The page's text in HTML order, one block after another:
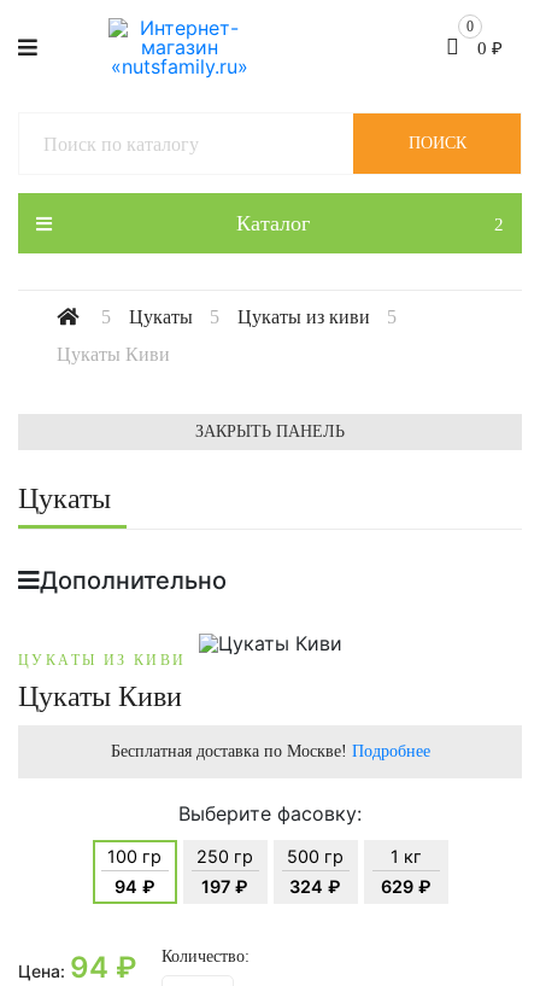
0
0 ₽
Каталог
ПОИСК
Цукаты
Цукаты из киви
Цукаты Киви
ЗАКРЫТЬ ПАНЕЛЬ
Цукаты
Дополнительно
ЦУКАТЫ ИЗ КИВИ
Цукаты Киви
Бесплатная доставка по Москве! Подробнее
Выберите фасовку:
100 гр
94 ₽
250 гр
197 ₽
500 гр
324 ₽
1 кг
629 ₽
Цена: 94 ₽ Количество: